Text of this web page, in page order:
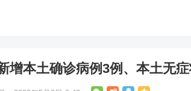
增本土确诊病例3例、本土无